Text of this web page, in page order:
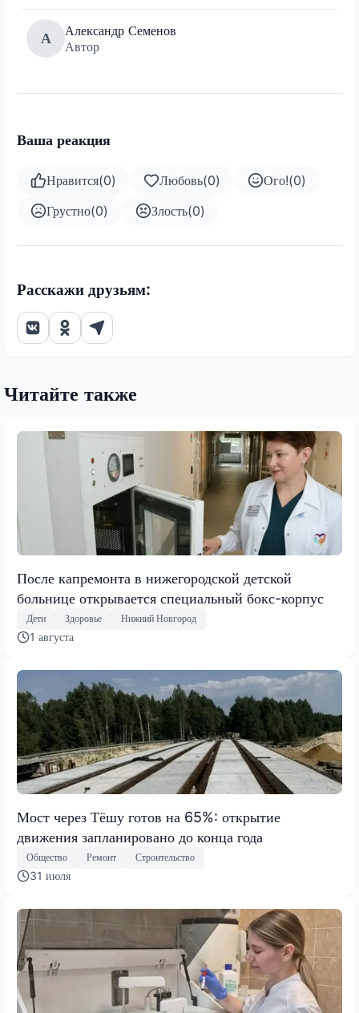
А
Александр Семенов
Автор
Ваша реакция
Нравится(0) Любовь(0) Ого!(0)
Грустно(0) Злость(0)
Расскажи друзьям:
Читайте также
После капремонта в нижегородской детской
больнице открывается специальный бокс-корпус
Дети Здоровье Нижний Новгород
1 августа
Мост через Тёшу готов на 65%: открытие
движения запланировано до конца года
Общество Ремонт Строительство
31 июля